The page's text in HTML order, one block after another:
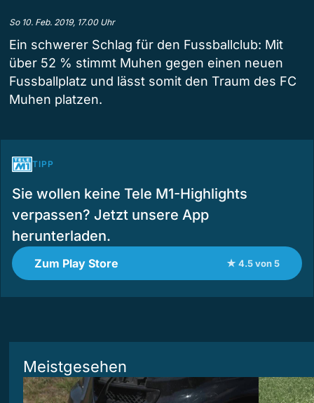
So 10. Feb. 2019, 17.00 Uhr
Ein schwerer Schlag für den Fussballclub: Mit
über 52 % stimmt Muhen gegen einen neuen
Fussballplatz und lässt somit den Traum des FC
Muhen platzen.
TIPP
Sie wollen keine Tele M1-Highlights
verpassen? Jetzt unsere App
herunterladen.
Zum Play Store ★ 4.5 von 5
Meistgesehen